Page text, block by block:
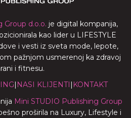
Group d.o.o. je digital kompanija,
kao lider u LIFESTYLE
i vesti iz sveta mode, lepote,
pažnjom usmerenoj ka zdravoj
i fitnesu.
| NASI KLIJENTI | KONTAKT
Mini STUDIO Publishing Group
proširila na Luxury, Lifestyle i